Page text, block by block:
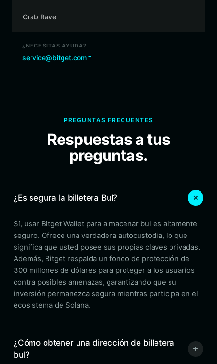
Crab Rave
¿NECESITAS AYUDA?
service@bitget.com
PREGUNTAS FRECUENTES
Respuestas a tus
preguntas.
¿Es segura la billetera Bul?
Sí, usar Bitget Wallet para almacenar bul es altamente
seguro. Ofrece una verdadera autocustodia, lo que
significa que usted posee sus propias claves privadas.
Además, Bitget respalda un fondo de protección de
300 millones de dólares para proteger a los usuarios
contra posibles amenazas, garantizando que su
inversión permanezca segura mientras participa en el
ecosistema de Solana.
¿Cómo obtener una dirección de billetera
bul?